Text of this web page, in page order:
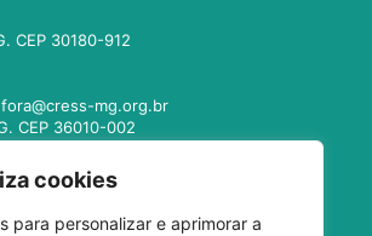
cookies
para personalizar e aprimorar a
CEP 30180-912
mg.org.br
CEP 36010-002